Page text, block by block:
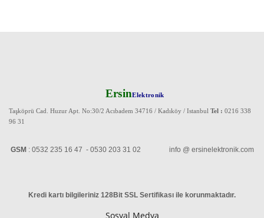
ErsinElektronik
Taşköprü Cad. Huzur Apt. No:30/2 Acıbadem 34716 / Kadıköy / Istanbul Tel : 0216 338
96 31
GSM : 0532 235 16 47 - 0530 203 31 02 info @ ersinelektronik.com
Kredi kartı bilgileriniz 128Bit SSL Sertifikası ile korunmaktadır.
Sosyal Medya